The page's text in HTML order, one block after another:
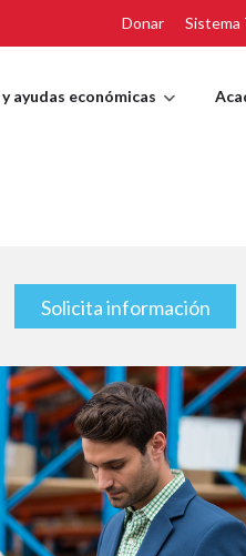
Donar Sistema
ayudas económicas
Solicita información